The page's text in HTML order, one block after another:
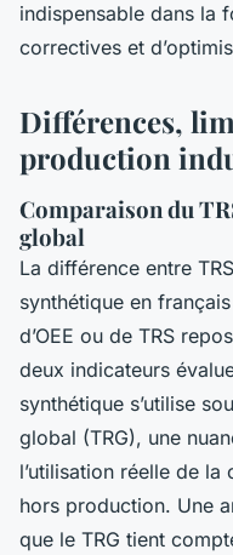
indispensable dans la
correctives et
Différences,
production
Comparaison du
global
La différence entre
synthétique en
d’OEE ou de TRS
deux indicateurs
synthétique s’utilise
global (TRG), une
l’utilisation réelle de
hors production. Une
que le TRG tient